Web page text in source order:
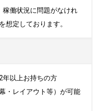
働状況に問題がなけれ
想定しております。
年以上お持ちの方
・レイアウト等）が可能